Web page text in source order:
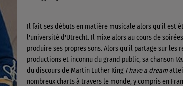
Il fait ses débuts en matière musicale alors qu'il est
l'université d'Utrecht. Il mixe alors au cours de
produire ses propres sons. Alors qu'il partage sur les
productions et inconnu du grand public, sa chanson
du discours de Martin Luther King I have a dream
nombreux charts à travers le monde, y compris en